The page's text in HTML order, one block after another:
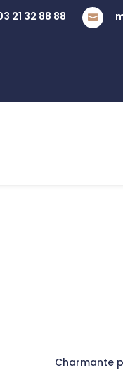

21 32 88 88
Charmante